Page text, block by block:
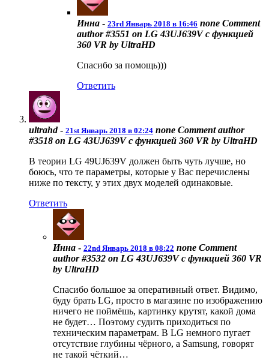
Инна - 23rd Январь 2018 в 16:46 none Comment
author #3551 on LG 43UJ639V с функцией
360 VR by UltraHD
Спасибо за помощь)))
Ответить
ultrahd - 21st Январь 2018 в 02:24 none Comment author
#3518 on LG 43UJ639V с функцией 360 VR by UltraHD
В теории LG 49UJ639V должен быть чуть лучше, но
боюсь, что те параметры, которые у Вас перечислены
ниже по тексту, у этих двух моделей одинаковые.
Ответить
Инна - 22nd Январь 2018 в 08:22 none Comment
author #3532 on LG 43UJ639V с функцией 360 VR
by UltraHD
Спасибо большое за оперативный ответ. Видимо,
буду брать LG, просто в магазине по изображению
ничего не поймёшь, картинку крутят, какой дома
не будет… Поэтому судить приходиться по
техническим параметрам. В LG немного пугает
отсутствие глубины чёрного, а Samsung, говорят
не такой чёткий…